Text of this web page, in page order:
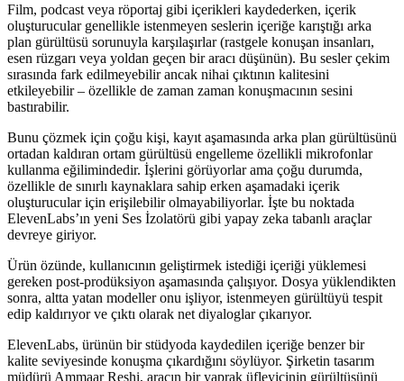
Film, podcast veya röportaj gibi içerikleri kaydederken, içerik
oluşturucular genellikle istenmeyen seslerin içeriğe karıştığı arka
plan gürültüsü sorunuyla karşılaşırlar (rastgele konuşan insanları,
esen rüzgarı veya yoldan geçen bir aracı düşünün). Bu sesler çekim
sırasında fark edilmeyebilir ancak nihai çıktının kalitesini
etkileyebilir – özellikle de zaman zaman konuşmacının sesini
bastırabilir.
Bunu çözmek için çoğu kişi, kayıt aşamasında arka plan gürültüsünü
ortadan kaldıran ortam gürültüsü engelleme özellikli mikrofonlar
kullanma eğilimindedir. İşlerini görüyorlar ama çoğu durumda,
özellikle de sınırlı kaynaklara sahip erken aşamadaki içerik
oluşturucular için erişilebilir olmayabiliyorlar. İşte bu noktada
ElevenLabs’ın yeni Ses İzolatörü gibi yapay zeka tabanlı araçlar
devreye giriyor.
Ürün özünde, kullanıcının geliştirmek istediği içeriği yüklemesi
gereken post-prodüksiyon aşamasında çalışıyor. Dosya yüklendikten
sonra, altta yatan modeller onu işliyor, istenmeyen gürültüyü tespit
edip kaldırıyor ve çıktı olarak net diyaloglar çıkarıyor.
ElevenLabs, ürünün bir stüdyoda kaydedilen içeriğe benzer bir
kalite seviyesinde konuşma çıkardığını söylüyor. Şirketin tasarım
müdürü Ammaar Reshi, aracın bir yaprak üfleyicinin gürültüsünü